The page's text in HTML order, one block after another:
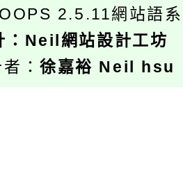
2.5.11網站語
： Neil網站設計工坊
：徐嘉裕 Neil hsu